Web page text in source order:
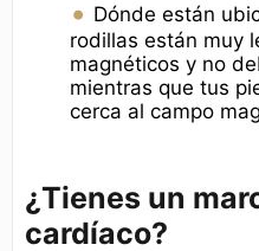
Dónde están
rodillas están muy
magnéticos y no
mientras que tus
cerca al campo
¿Tienes un
cardíaco?